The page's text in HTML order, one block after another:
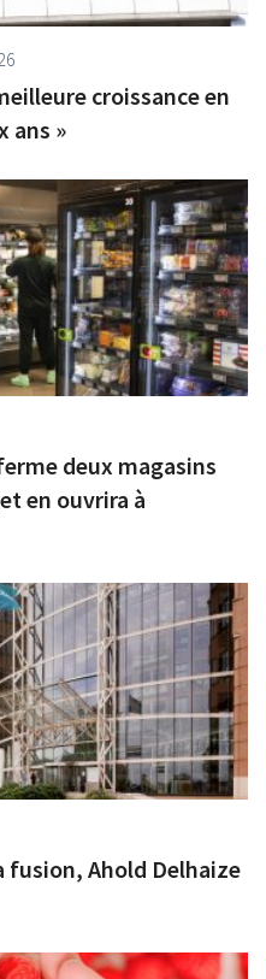
croissance en
ans »
deux magasins
en ouvrira à
fusion, Ahold Delhaize